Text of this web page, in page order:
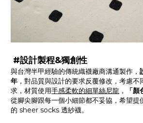
#設計製程&獨創性
與台灣半甲經驗的傳統織襪廠商溝通製作，
年 ，對品質與設計的要求反覆修改，考慮
求，材質使用手感柔軟的細單絲尼龍 ，
「
從腳尖腳跟每一個小細節都不妥協，希望提
的 sheer socks 透紗襪。